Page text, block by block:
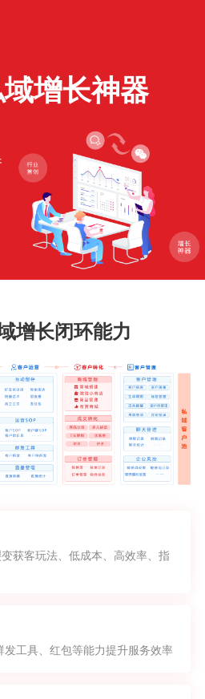
增长神器
增长闭环能力
获客玩法、低成本、高效率、指
发工具、红包等能力提升服务效率